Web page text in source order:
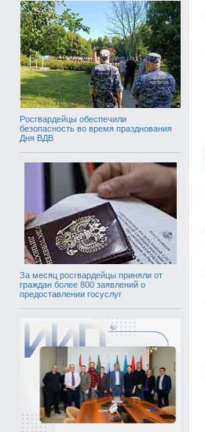
Росгвардейцы обеспечили
безопасность во время празднования
Дня ВДВ
За месяц росгвардейцы приняли от
граждан более 800 заявлений о
предоставлении госуслуг